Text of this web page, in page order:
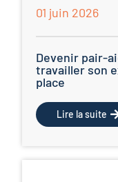
01 juin 2026
Devenir pair-
travailler son
place
Lire la suite